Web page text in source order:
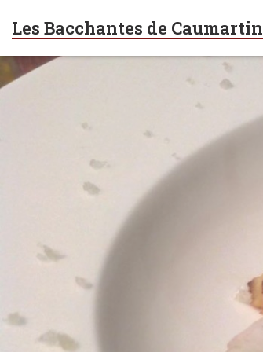
Les Bacchantes de Caumartin